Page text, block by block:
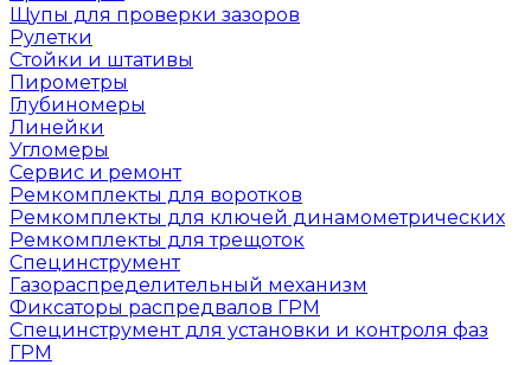
Щупы для проверки зазоров
Рулетки
Стойки и штативы
Пирометры
Глубиномеры
Линейки
Угломеры
Сервис и ремонт
Ремкомплекты для воротков
Ремкомплекты для ключей динамометрических
Ремкомплекты для трещоток
Специнструмент
Газораспределительный механизм
Фиксаторы распредвалов ГРМ
Специнструмент для установки и контроля фаз
ГРМ